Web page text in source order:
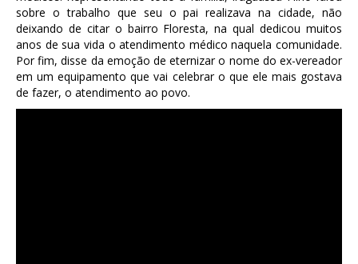
sobre o trabalho que seu o pai realizava na cidade, não
deixando de citar o bairro Floresta, na qual dedicou muitos
anos de sua vida o atendimento médico naquela comunidade.
Por fim, disse da emoção de eternizar o nome do ex-vereador
em um equipamento que vai celebrar o que ele mais gostava
de fazer, o atendimento ao povo.